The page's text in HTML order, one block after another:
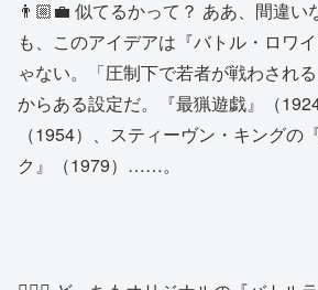
👨🏼‍💼 似てるかって？ ああ、間違い
も、このアイデアは『バトル・ロワ
ゃない。「圧制下で若者が戦わされ
からある設定だ。『最猟遊戯』（
（1954）、スティーヴン・キングの
ク』（1979）……。